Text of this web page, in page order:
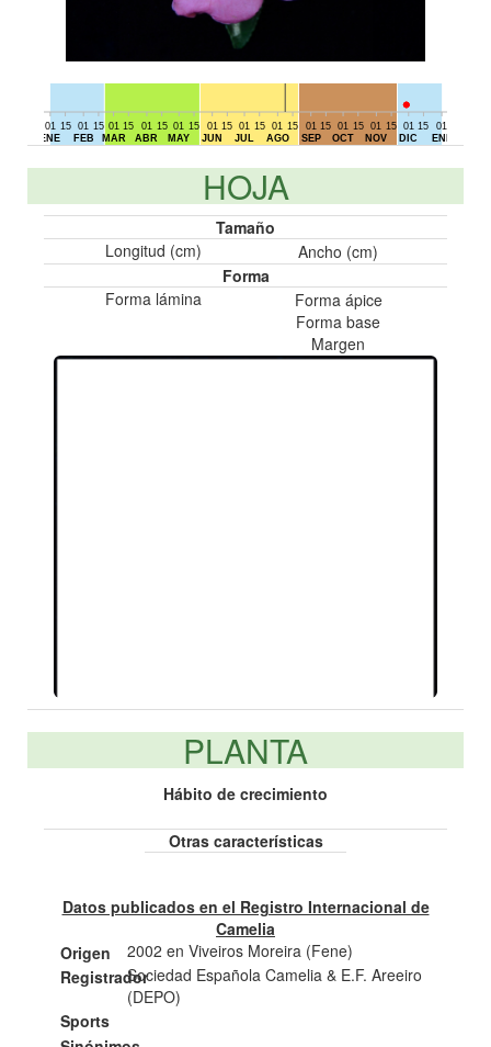
01
ENE
15
01
FEB
15 01
MAR
15
01
ABR
15 01
MAY
15
01
JUN
15
01
JUL
15
01
AGO
15
01
SEP
15
01
OCT
15
01
NOV
15 01
DIC
15
01
ENE
HOJA
Tamaño
Longitud (cm)
Ancho (cm)
Forma
Forma lámina
Forma ápice
Forma base
Margen
PLANTA
Hábito de crecimiento
Otras características
Datos publicados en el Registro Internacional de
Camelia
Origen
2002 en Viveiros Moreira (Fene)
RegistradorSociedad Española Camelia & E.F. Areeiro
(DEPO)
Sports